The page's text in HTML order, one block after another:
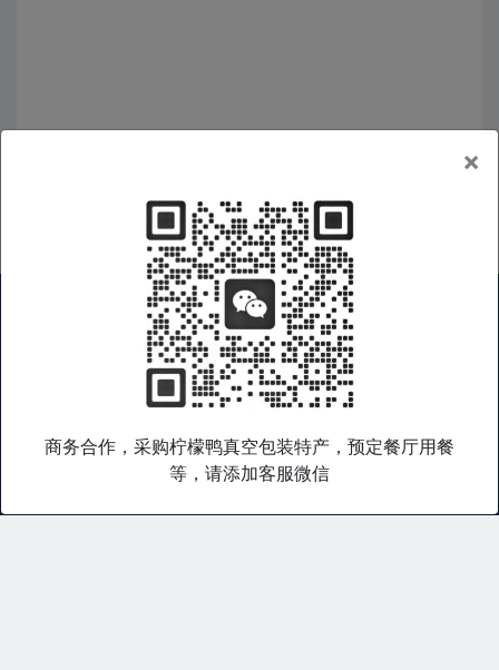
广西特产| 广西旅游|广西企业
|礼品集采|广西老乡会|
服务条款
隐私政策
桂乡语是广西特色产品综合数字门户，专注于广西好物和桂乡文化
输出，致力于通过打造广西特色产品文化数字平台，帮助广西产品
×
商务合作，采购柠檬鸭真空包装特产，预定餐厅用餐
等，请添加客服微信